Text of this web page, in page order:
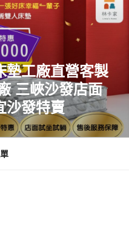
墊工廠直營客製
三峽沙發店面
沙發特賣